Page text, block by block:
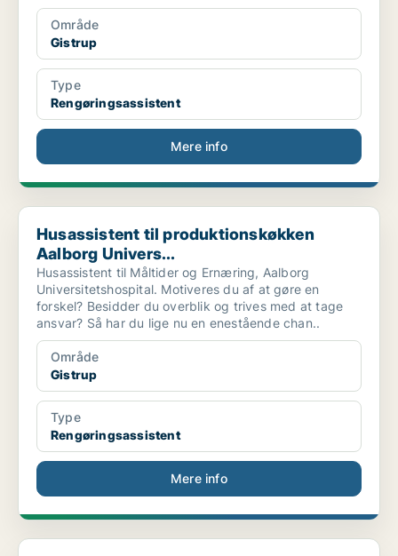
Område
Gistrup
Type
Rengøringsassistent
Mere info
Husassistent til produktionskøkken Aalborg Univers...
Husassistent til produktionskøkken
Aalborg Univers...
Husassistent til Måltider og Ernæring, Aalborg
Universitetshospital. Motiveres du af at gøre en
forskel? Besidder du overblik og trives med at tage
ansvar? Så har du lige nu en enestående chan..
Område
Gistrup
Type
Rengøringsassistent
Mere info
Kostfaglig koordinator til Diætafdeling